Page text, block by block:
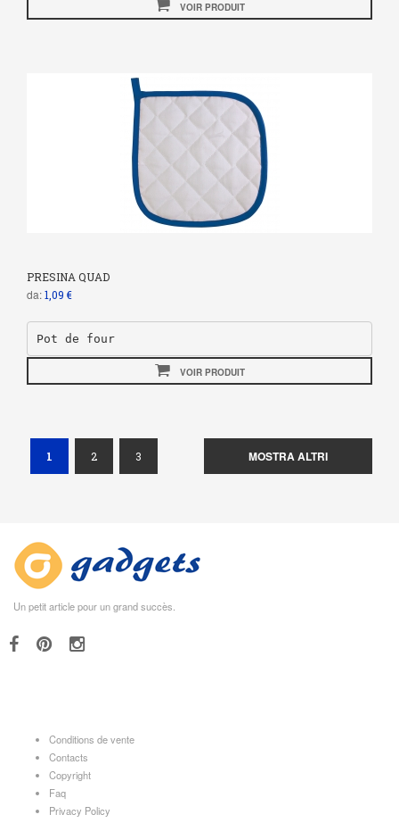
VOIR PRODUIT
PRESINA QUAD
da:1,09 €
Pot de four
VOIR PRODUIT
1 (current)
2 3 MOSTRA ALTRI
Un petit article pour un grand succès.
Conditions de vente
Contacts
Copyright
Faq
Privacy Policy